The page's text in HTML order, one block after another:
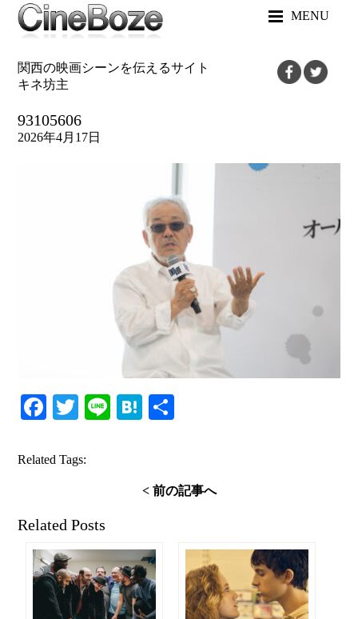
MENU
関西の映画シーンを伝えるサイト
キネ坊主
93105606
2026年4月17日
Facebook
TwitterLineHatena
Related Tags:
< 前の記事へ
Related Posts